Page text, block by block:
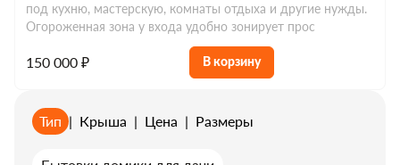
под кухню, мастерскую, комнаты отдыха и другие нужды.
Огороженная зона у входа удобно зонирует прос
150 000 ₽ В корзину
Тип | Крыша | Цена | Размеры